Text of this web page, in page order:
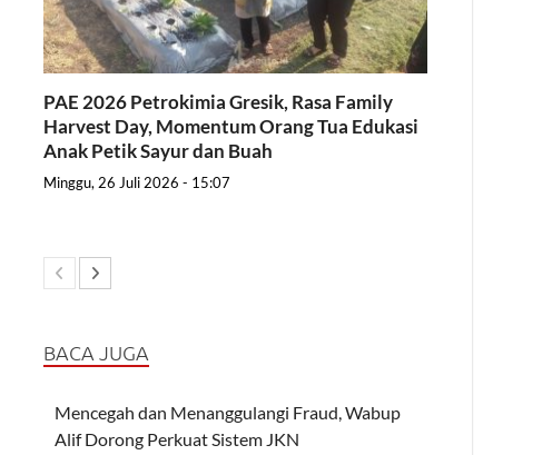
PAE 2026 Petrokimia Gresik, Rasa Family
Harvest Day, Momentum Orang Tua Edukasi
Anak Petik Sayur dan Buah
Minggu, 26 Juli 2026 - 15:07
BACA JUGA
Mencegah dan Menanggulangi Fraud, Wabup
Alif Dorong Perkuat Sistem JKN